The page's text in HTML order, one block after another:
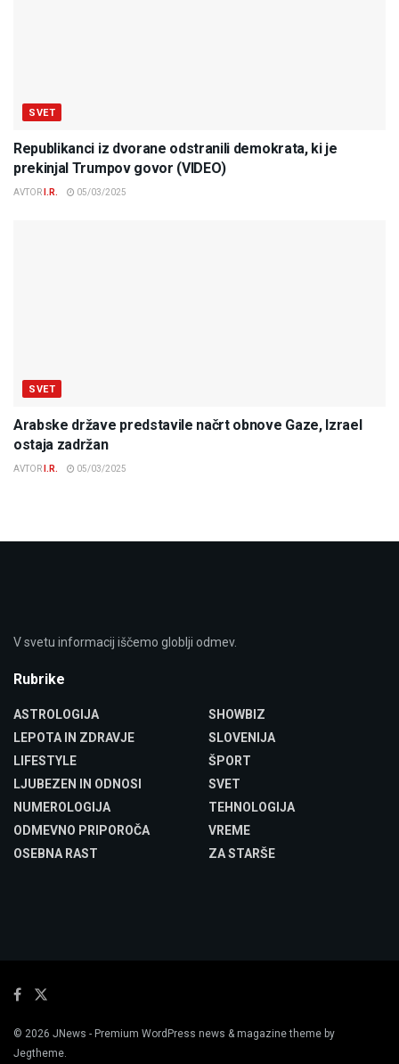
SVET
Republikanci iz dvorane odstranili demokrata, ki je
prekinjal Trumpov govor (VIDEO)
AVTOR I.R. 05/03/2025
SVET
Arabske države predstavile načrt obnove Gaze, Izrael
ostaja zadržan
AVTOR I.R. 05/03/2025
V svetu informacij iščemo globlji odmev.
Rubrike
ASTROLOGIJA
LEPOTA IN ZDRAVJE
LIFESTYLE
LJUBEZEN IN ODNOSI
NUMEROLOGIJA
ODMEVNO PRIPOROČA
OSEBNA RAST
SHOWBIZ
SLOVENIJA
ŠPORT
SVET
TEHNOLOGIJA
VREME
ZA STARŠE
© 2026 JNews - Premium WordPress news & magazine theme by
Jegtheme.